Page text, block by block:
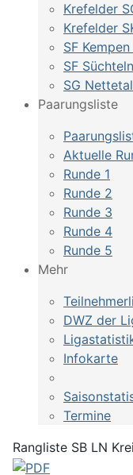
Krefelder
Krefelder
SF
SF
SG
Paarungsliste
Aktuelle
Runde 1
Runde 2
Runde 3
Runde 4
Runde 5
Mehr
DWZ der
Infokarte
Termine
Rangliste SB LN